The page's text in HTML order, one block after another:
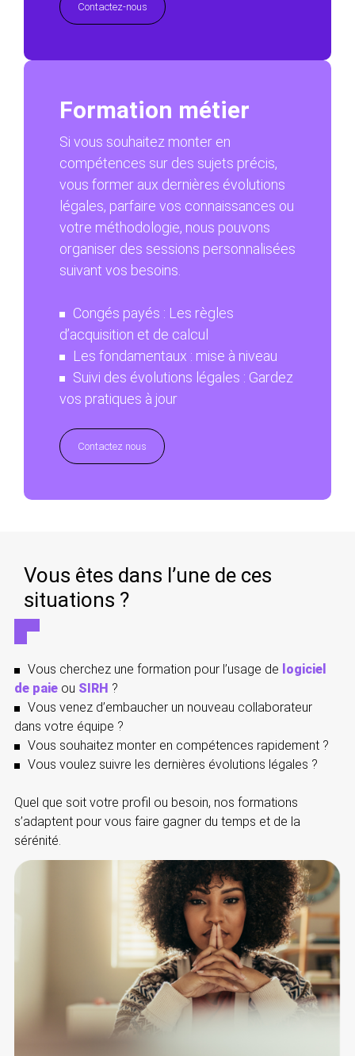
Contactez-nous
Formation métier
Si vous souhaitez monter en
compétences sur des sujets précis,
vous former aux dernières évolutions
légales, parfaire vos connaissances ou
votre méthodologie, nous pouvons
organiser des sessions personnalisées
suivant vos besoins.
Congés payés : Les règles
d’acquisition et de calcul
Les fondamentaux : mise à niveau
Suivi des évolutions légales : Gardez
vos pratiques à jour
Contactez nous
Vous êtes dans l’une de ces
situations ?
Vous cherchez une formation pour l’usage de logiciel
de paie ou SIRH ?
Vous venez d’embaucher un nouveau collaborateur
dans votre équipe ?
Vous souhaitez monter en compétences rapidement ?
Vous voulez suivre les dernières évolutions légales ?
Quel que soit votre profil ou besoin, nos formations
s’adaptent pour vous faire gagner du temps et de la
sérénité.